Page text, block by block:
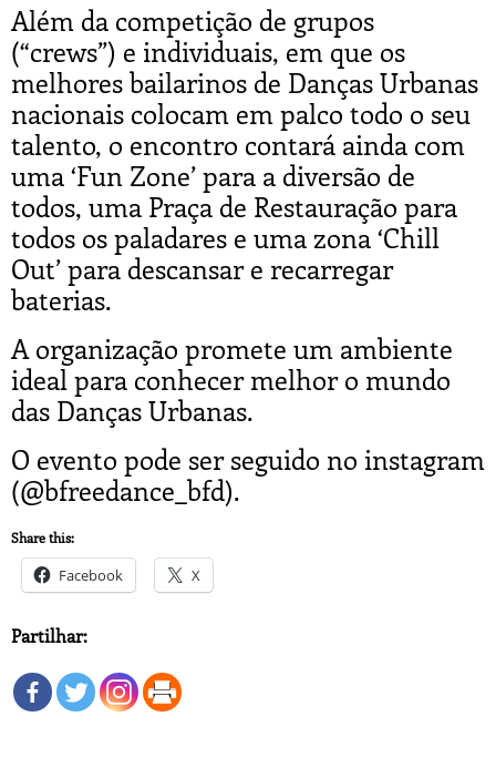
Além da competição de grupos
(“crews”) e individuais, em que os
melhores bailarinos de Danças Urbanas
nacionais colocam em palco todo o seu
talento, o encontro contará ainda com
uma ‘Fun Zone’ para a diversão de
todos, uma Praça de Restauração para
todos os paladares e uma zona ‘Chill
Out’ para descansar e recarregar
baterias.
A organização promete um ambiente
ideal para conhecer melhor o mundo
das Danças Urbanas.
O evento pode ser seguido no instagram
(@bfreedance_bfd).
Share this:
Facebook X
Partilhar: